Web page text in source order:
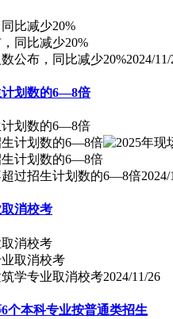
比减少20%
公布，同比减少20%2024/
计划数的6—8倍
计划数的6—8倍
超过招生计划数的6—8倍2024/
消校考
消校考
学专业取消校考2024/11/26
个本科专业按普通类招生